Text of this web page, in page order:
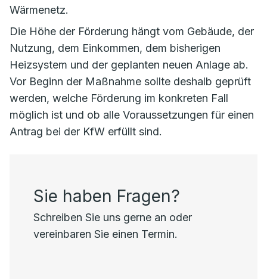
Wärmenetz.
Die Höhe der Förderung hängt vom Gebäude, der
Nutzung, dem Einkommen, dem bisherigen
Heizsystem und der geplanten neuen Anlage ab.
Vor Beginn der Maßnahme sollte deshalb geprüft
werden, welche Förderung im konkreten Fall
möglich ist und ob alle Voraussetzungen für einen
Antrag bei der KfW erfüllt sind.
Sie haben Fragen?
Schreiben Sie uns gerne an oder
vereinbaren Sie einen Termin.